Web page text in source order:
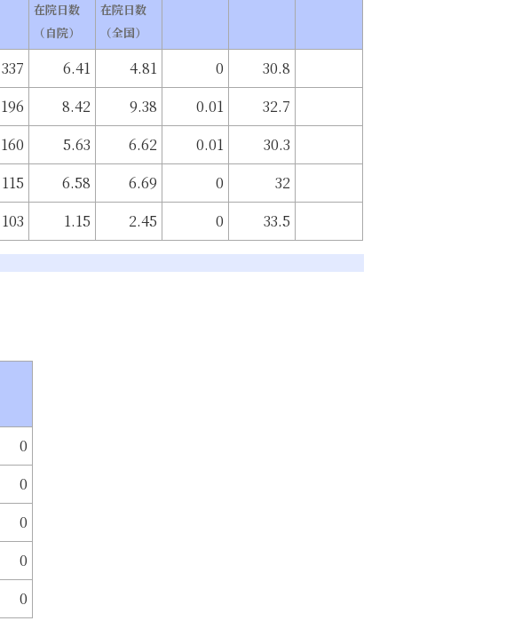
在院日数
（自院）
在院日数
（全国）
337 6.41 4.81 0
30.8
196 8.42 9.38 0.01
32.7
160 5.63 6.62 0.01
30.3
115 6.58 6.69 0
32
103 1.15 2.45 0 33.5
0
0
0
0
0